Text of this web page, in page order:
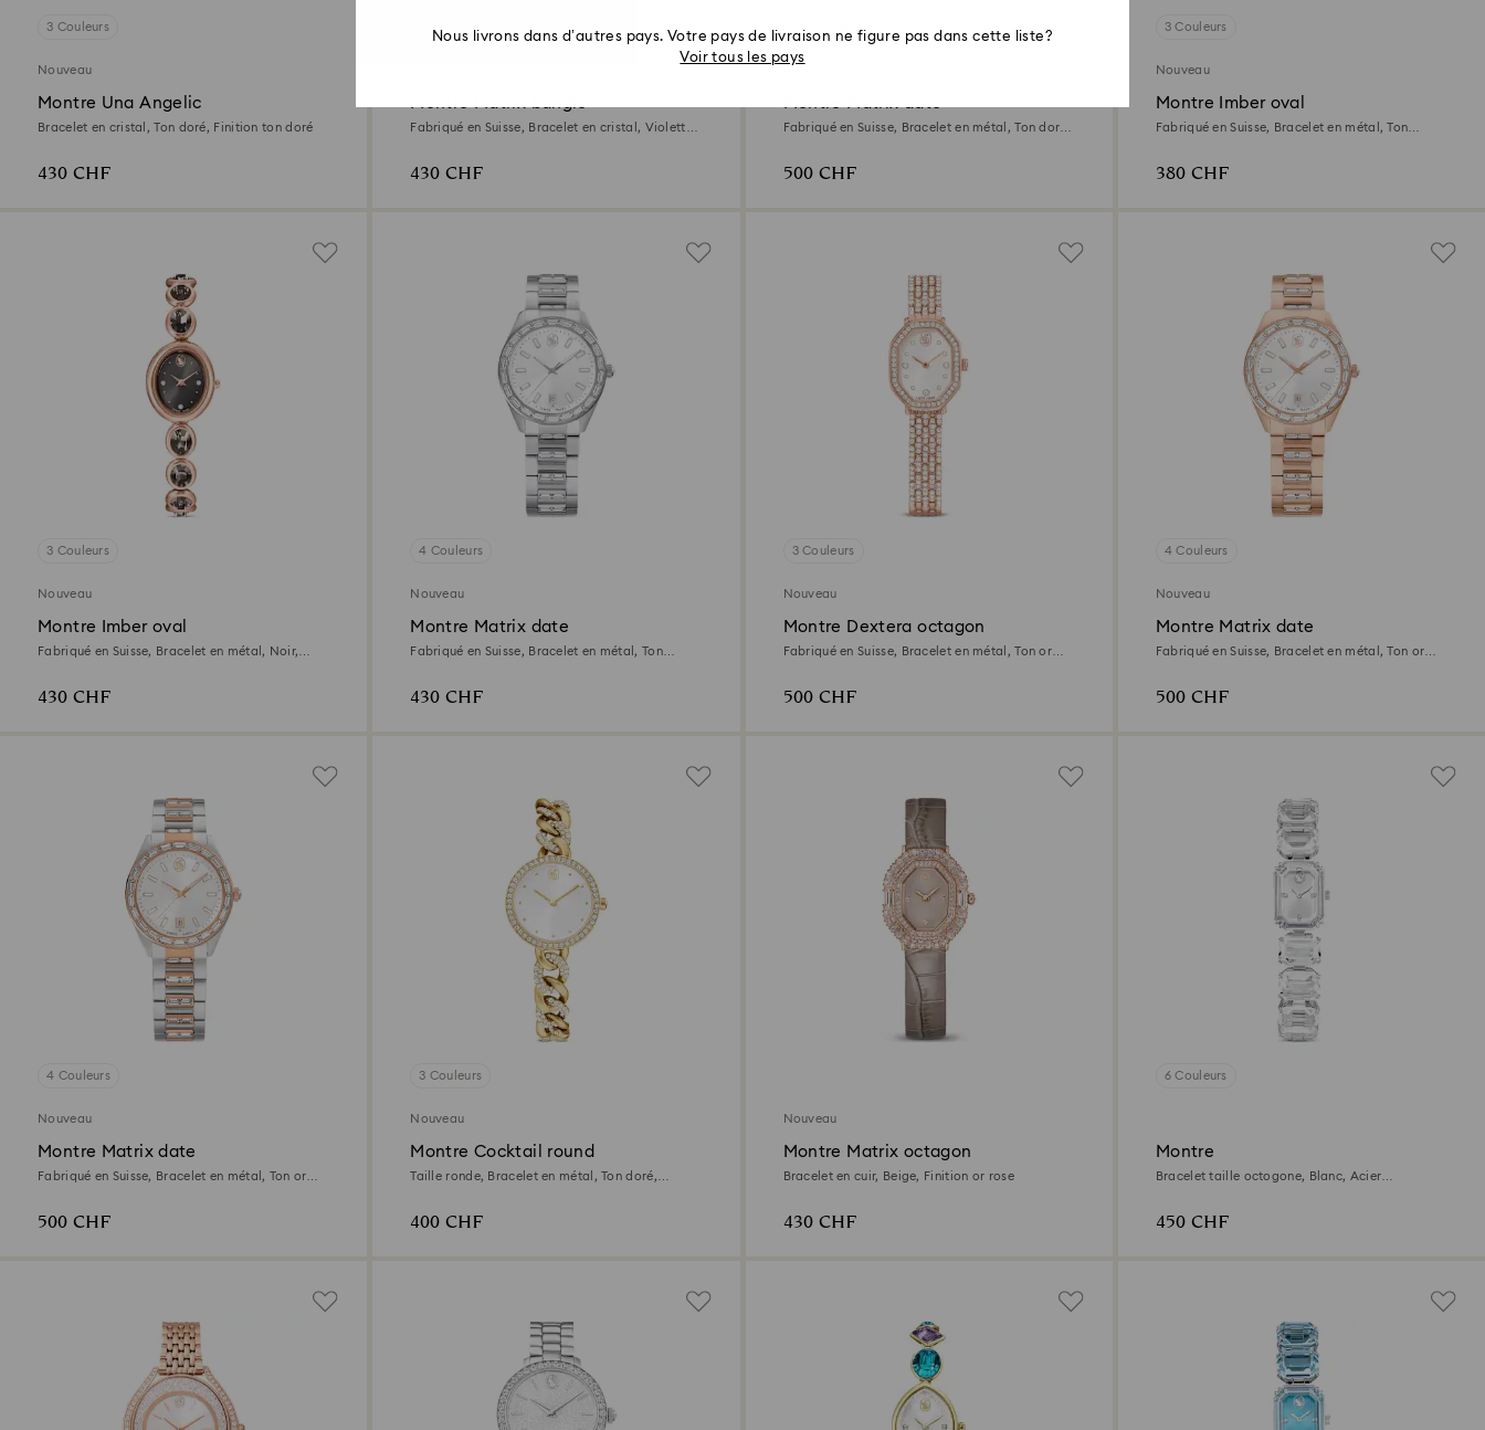
3 Couleurs
Nouveau
Montre Una Angelic
Bracelet en cristal, Ton doré, Finition ton doré
430 CHF
Montre Matrix bangle
Fabriqué en Suisse, Bracelet en cristal, Violette,
430 CHF
Montre Matrix date
Fabriqué en Suisse, Bracelet en métal, Ton doré,
500 CHF
3 Couleurs
Nouveau
Montre Imber oval
Fabriqué en Suisse, Bracelet en métal, Ton
380 CHF
3 Couleurs
Nouveau
Montre Imber oval
Fabriqué en Suisse, Bracelet en métal, Noir,
430 CHF
4 Couleurs
Nouveau
Montre Matrix date
Fabriqué en Suisse, Bracelet en métal, Ton
430 CHF
3 Couleurs
Nouveau
Montre Dextera octagon
Fabriqué en Suisse, Bracelet en métal, Ton or
500 CHF
4 Couleurs
Nouveau
Montre Matrix date
Fabriqué en Suisse, Bracelet en métal, Ton or
500 CHF
4 Couleurs
Nouveau
Montre Matrix date
Fabriqué en Suisse, Bracelet en métal, Ton or
500 CHF
3 Couleurs
Nouveau
Montre Cocktail round
Taille ronde, Bracelet en métal, Ton doré,
400 CHF
Nouveau
Montre Matrix octagon
Bracelet en cuir, Beige, Finition or rose
430 CHF
6 Couleurs
Montre
Bracelet taille octogone, Blanc, Acier
450 CHF
Nous livrons dans d’autres pays. Votre pays de livraison ne figure pas dans cette liste?
Voir tous les pays